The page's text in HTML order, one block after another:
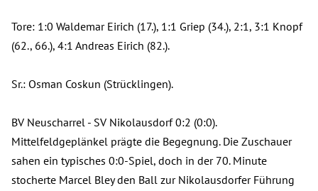
Tore: 1:0 Waldemar Eirich (17.), 1:1 Griep (34.), 2:1, 3:1 Knopf
(62., 66.), 4:1 Andreas Eirich (82.).
Sr.: Osman Coskun (Strücklingen).
BV Neuscharrel - SV Nikolausdorf 0:2 (0:0).
Mittelfeldgeplänkel prägte die Begegnung. Die Zuschauer
sahen ein typisches 0:0-Spiel, doch in der 70. Minute
stocherte Marcel Bley den Ball zur Nikolausdorfer Führung